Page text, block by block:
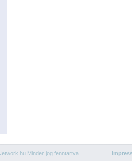
Minden jog fenntartva.